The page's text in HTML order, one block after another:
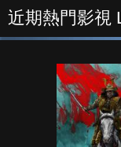
近期熱門影視